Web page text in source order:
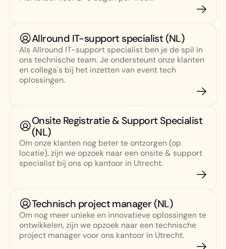
Allround IT-support specialist (NL)
Als Allround IT-support specialist ben je de spil in
ons technische team. Je ondersteunt onze klanten
en collega's bij het inzetten van event tech
oplossingen.
Onsite Registratie & Support Specialist
(NL)
Om onze klanten nog beter te ontzorgen (op
locatie), zijn we opzoek naar een onsite & support
specialist bij ons op kantoor in Utrecht.
Technisch project manager (NL)
Om nog meer unieke en innovatieve oplossingen te
ontwikkelen, zijn we opzoek naar een technische
project manager voor ons kantoor in Utrecht.